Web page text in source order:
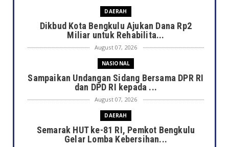
DAERAH
Dikbud Kota Bengkulu Ajukan Dana Rp2
Miliar untuk Rehabilita...
August 07, 2026
NASIONAL
Sampaikan Undangan Sidang Bersama DPR RI
dan DPD RI kepada ...
August 07, 2026
DAERAH
Semarak HUT ke-81 RI, Pemkot Bengkulu
Gelar Lomba Kebersihan...